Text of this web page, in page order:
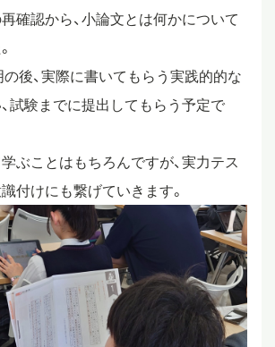
卒業生の方へ
確認から、小論文とは何かについて
の後、実際に書いてもらう実践的的な
試験までに提出してもらう予定で
ぶことはもちろんですが、実力テス
付けにも繋げていきます。